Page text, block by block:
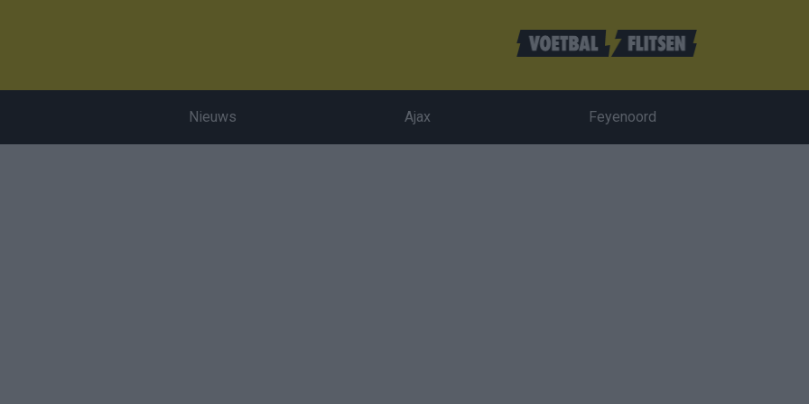
Nieuws Ajax Feyenoord